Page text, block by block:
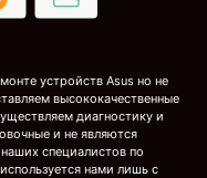
устройств Asus но не
высококачественные
диагностику и
и не являются
специалистов по
нами лишь с